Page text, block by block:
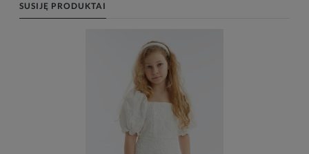
SUSIJĘ PRODUKTAI